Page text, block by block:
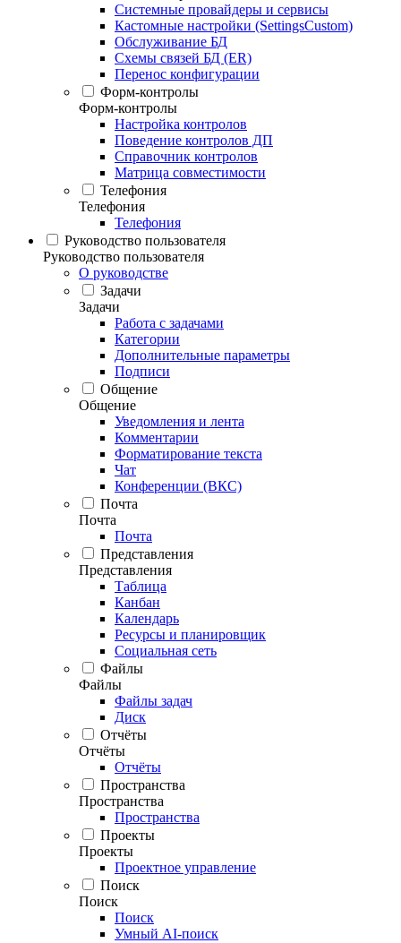
Системные провайдеры и сервисы
Кастомные настройки (SettingsCustom)
Обслуживание БД
Схемы связей БД (ER)
Перенос конфигурации
Форм-контролы
Форм-контролы
Настройка контролов
Поведение контролов ДП
Справочник контролов
Матрица совместимости
Телефония
Телефония
Телефония
Руководство пользователя
Руководство пользователя
О руководстве
Задачи
Задачи
Работа с задачами
Категории
Дополнительные параметры
Подписи
Общение
Общение
Уведомления и лента
Комментарии
Форматирование текста
Чат
Конференции (ВКС)
Почта
Почта
Почта
Представления
Представления
Таблица
Канбан
Календарь
Ресурсы и планировщик
Социальная сеть
Файлы
Файлы
Файлы задач
Диск
Отчёты
Отчёты
Отчёты
Пространства
Пространства
Пространства
Проекты
Проекты
Проектное управление
Поиск
Поиск
Поиск
Умный AI-поиск